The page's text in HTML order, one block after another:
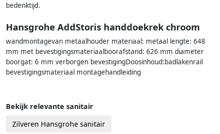
bedenktijd.
Hansgrohe AddStoris handdoekrek chroom
wandmontagevan metaalhouder materiaal: metaal lengte: 648
mm met bevestigingsmateriaalboorafstand: 626 mm diameter
boorgat: 6 mm verborgen bevestigingDoosinhoud:badlakenrail
bevestigingsmateriaal montagehandleiding
Bekijk relevante sanitair
Zilveren Hansgrohe sanitair